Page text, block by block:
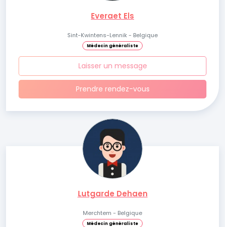
Everaet Els
Sint-Kwintens-Lennik - Belgique
Médecin généraliste
Laisser un message
Prendre rendez-vous
Lutgarde Dehaen
Merchtem - Belgique
Médecin généraliste